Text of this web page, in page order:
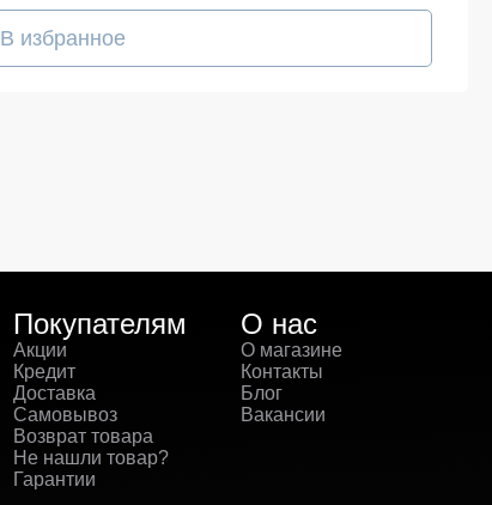
В избранное
Покупателям
Акции
Кредит
Доставка
Самовывоз
Возврат товара
Не нашли товар?
Гарантии
О нас
О магазине
Контакты
Блог
Вакансии